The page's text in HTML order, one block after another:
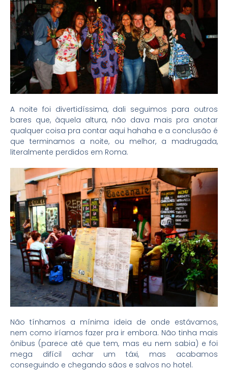
A noite foi divertidíssima, dali seguimos para outros
bares que, àquela altura, não dava mais pra anotar
qualquer coisa pra contar aqui hahaha e a conclusão é
que terminamos a noite, ou melhor, a madrugada,
literalmente perdidos em Roma.
Não tínhamos a mínima ideia de onde estávamos,
nem como iríamos fazer pra ir embora. Não tinha mais
ônibus (parece até que tem, mas eu nem sabia) e foi
mega difícil achar um táxi, mas acabamos
conseguindo e chegando sãos e salvos no hotel.